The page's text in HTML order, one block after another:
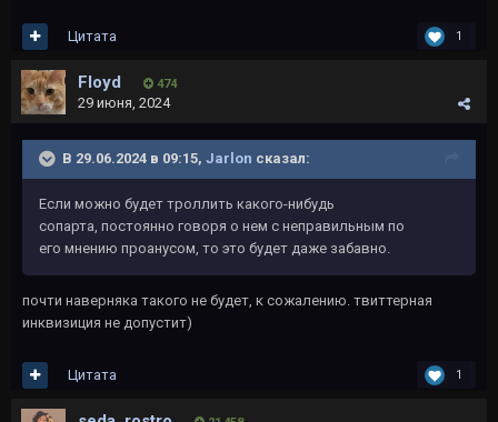
1
Цитата
Floyd 474
29 июня, 2024
В 29.06.2024 в 09:15, Jarlon сказал:
Если можно будет троллить какого-нибудь
сопарта, постоянно говоря о нем с неправильным по
его мнению проанусом, то это будет даже забавно.
почти наверняка такого не будет, к сожалению. твиттерная
инквизиция не допустит)
1
Цитата